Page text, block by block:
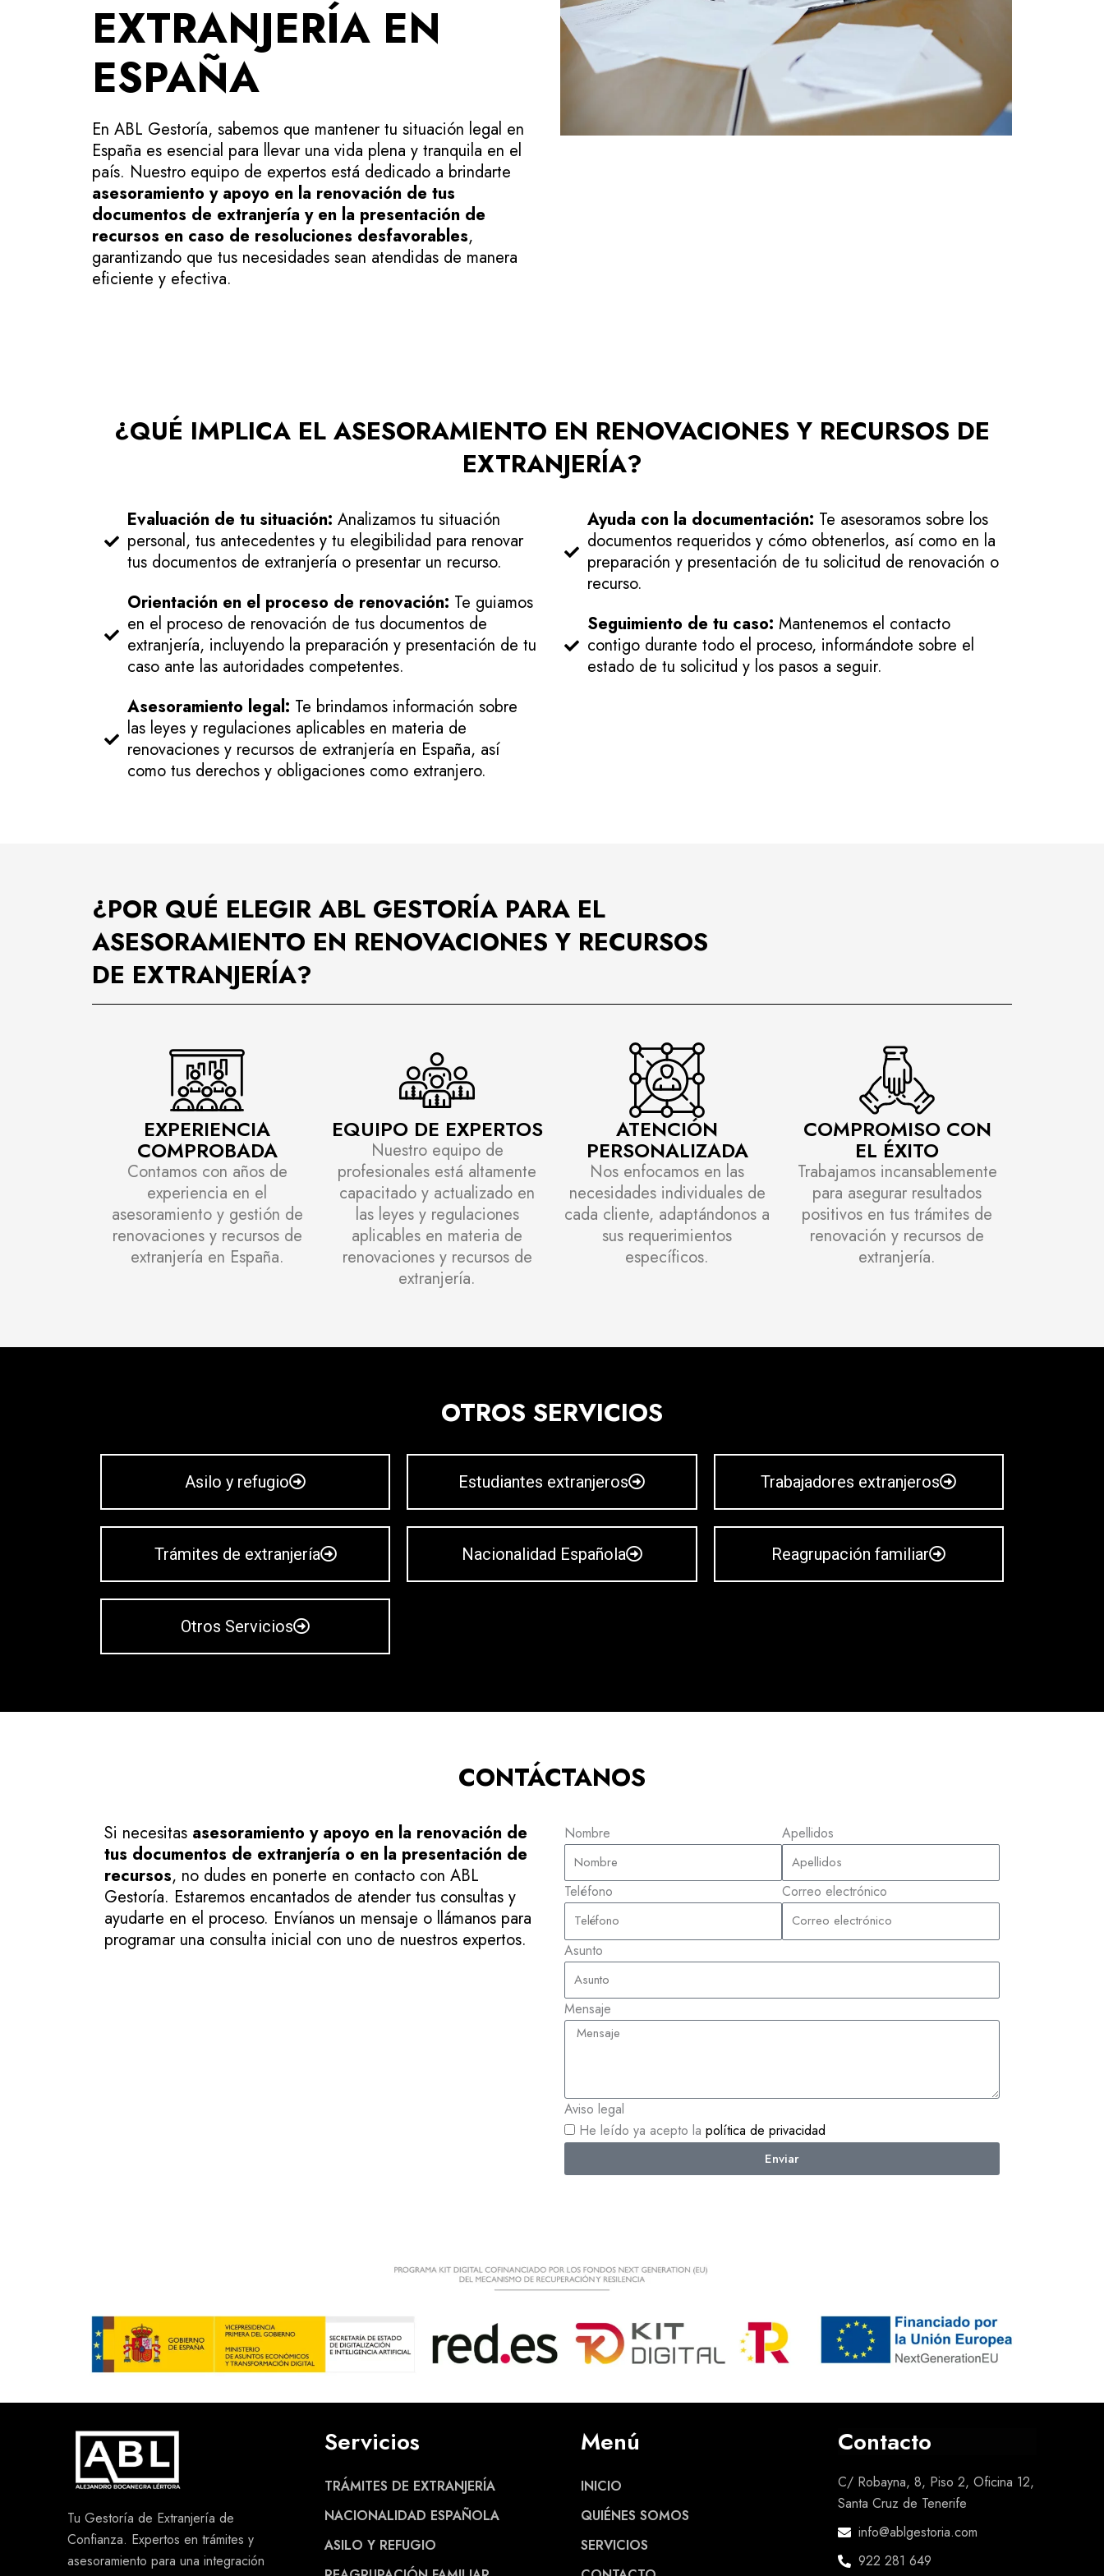
EXTRANJERÍA EN
ESPAÑA
En ABL Gestoría, sabemos que mantener tu situación legal en
España es esencial para llevar una vida plena y tranquila en el
país. Nuestro equipo de expertos está dedicado a brindarte
asesoramiento y apoyo en la renovación de tus
documentos de extranjería y en la presentación de
recursos en caso de resoluciones desfavorables,
garantizando que tus necesidades sean atendidas de manera
eficiente y efectiva.
¿QUÉ IMPLICA EL ASESORAMIENTO EN RENOVACIONES Y RECURSOS DE
EXTRANJERÍA?
Evaluación de tu situación: Analizamos tu situación
personal, tus antecedentes y tu elegibilidad para renovar
tus documentos de extranjería o presentar un recurso.
Orientación en el proceso de renovación: Te guiamos
en el proceso de renovación de tus documentos de
extranjería, incluyendo la preparación y presentación de tu
caso ante las autoridades competentes.
Asesoramiento legal: Te brindamos información sobre
las leyes y regulaciones aplicables en materia de
renovaciones y recursos de extranjería en España, así
como tus derechos y obligaciones como extranjero.
Ayuda con la documentación: Te asesoramos sobre los
documentos requeridos y cómo obtenerlos, así como en la
preparación y presentación de tu solicitud de renovación o
recurso.
Seguimiento de tu caso: Mantenemos el contacto
contigo durante todo el proceso, informándote sobre el
estado de tu solicitud y los pasos a seguir.
¿POR QUÉ ELEGIR ABL GESTORÍA PARA EL
ASESORAMIENTO EN RENOVACIONES Y RECURSOS
DE EXTRANJERÍA?
EXPERIENCIA
COMPROBADA
Contamos con años de
experiencia en el
asesoramiento y gestión de
renovaciones y recursos de
extranjería en España.
EQUIPO DE EXPERTOS
Nuestro equipo de
profesionales está altamente
capacitado y actualizado en
las leyes y regulaciones
aplicables en materia de
renovaciones y recursos de
extranjería.
ATENCIÓN
PERSONALIZADA
Nos enfocamos en las
necesidades individuales de
cada cliente, adaptándonos a
sus requerimientos
específicos.
COMPROMISO CON
EL ÉXITO
Trabajamos incansablemente
para asegurar resultados
positivos en tus trámites de
renovación y recursos de
extranjería.
OTROS SERVICIOS
Asilo y refugio
Trámites de extranjería
Otros Servicios
Estudiantes extranjeros
Nacionalidad Española
Trabajadores extranjeros
Reagrupación familiar
CONTÁCTANOS
Si necesitas asesoramiento y apoyo en la renovación de
tus documentos de extranjería o en la presentación de
recursos, no dudes en ponerte en contacto con ABL
Gestoría. Estaremos encantados de atender tus consultas y
ayudarte en el proceso. Envíanos un mensaje o llámanos para
programar una consulta inicial con uno de nuestros expertos.
Nombre Apellidos
Teléfono Correo electrónico
Asunto
Mensaje
Aviso legal
He leído ya acepto la política de privacidad
Enviar
Tu Gestoría de Extranjería de
Confianza. Expertos en trámites y
asesoramiento para una integración
Servicios
TRÁMITES DE EXTRANJERÍA
NACIONALIDAD ESPAÑOLA
ASILO Y REFUGIO
Menú
INICIO
QUIÉNES SOMOS
SERVICIOS
Contacto
C/ Robayna, 8, Piso 2, Oficina 12,
Santa Cruz de Tenerife
info@ablgestoria.com
922 281 649